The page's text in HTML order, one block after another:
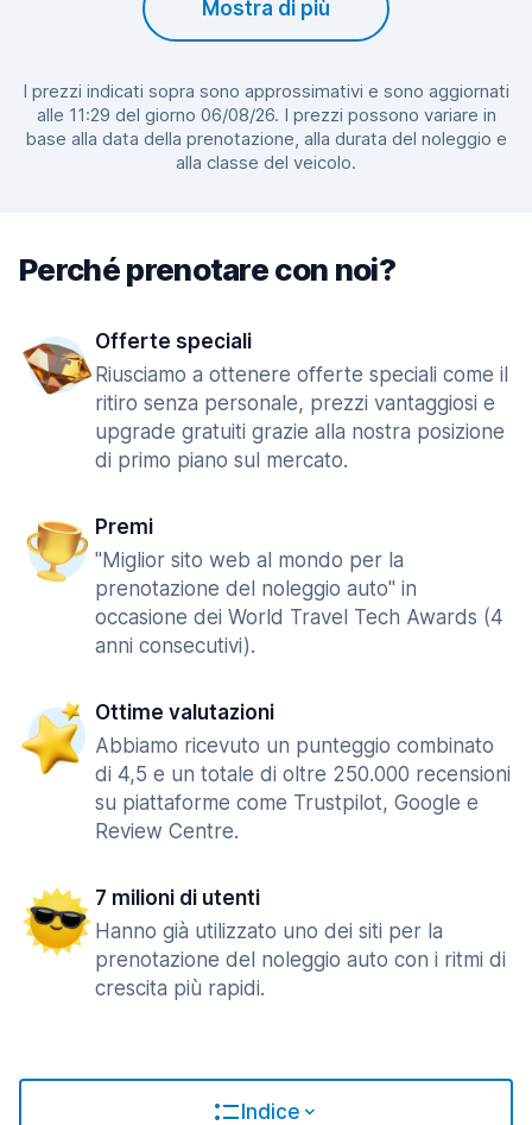
Mostra di più
I prezzi indicati sopra sono approssimativi e sono aggiornati
alle 11:29 del giorno 06/08/26. I prezzi possono variare in
base alla data della prenotazione, alla durata del noleggio e
alla classe del veicolo.
Perché prenotare con noi?
Offerte speciali
Riusciamo a ottenere offerte speciali come il
ritiro senza personale, prezzi vantaggiosi e
upgrade gratuiti grazie alla nostra posizione
di primo piano sul mercato.
Premi
"Miglior sito web al mondo per la
prenotazione del noleggio auto" in
occasione dei World Travel Tech Awards (4
anni consecutivi).
Ottime valutazioni
Abbiamo ricevuto un punteggio combinato
di 4,5 e un totale di oltre 250.000 recensioni
su piattaforme come Trustpilot, Google e
Review Centre.
7 milioni di utenti
Hanno già utilizzato uno dei siti per la
prenotazione del noleggio auto con i ritmi di
crescita più rapidi.
Indice